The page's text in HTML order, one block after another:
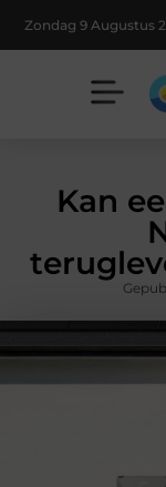
Zondag 9 Augustus
Kan